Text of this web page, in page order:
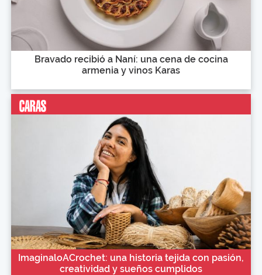
Bravado recibió a Naní: una cena de cocina
armenia y vinos Karas
ImaginaloACrochet: una historia tejida con pasión,
creatividad y sueños cumplidos